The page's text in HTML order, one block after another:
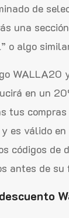
de
una
o algo
WALLA20
en un
tus
es válido
códigos
antes de su